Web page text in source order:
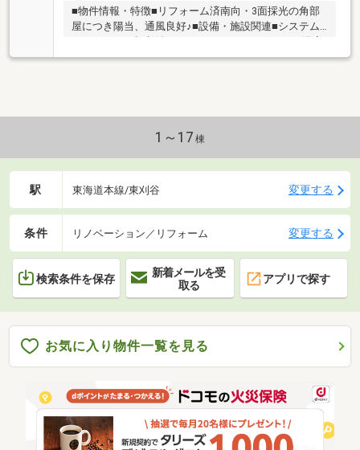
■物件情報・特徴■リフォーム済南向・3面採光の角部
屋につき陽当、通風良好♪■設備・施設関連■システム
キッチン吊戸棚収納2WAYキッチン3口ガスコンロ浴室
に窓オートバス追焚機能洗髪洗面化粧台節水型・高機
周辺環境■ピアゴ東刈谷店徒歩約4分スギ薬局刈谷松栄
店徒歩約9分ドン・キホーテ刈谷店徒歩約7分野田公園
徒歩約4分■リフォーム・改装■全室クロス貼替フロー
1～17 棟
駅 東海道本線/東刈谷 変更する
条件 リノベーション／リフォーム 変更する
検索条件を保存
新着メールを受
取る
アプリで探す
お気に入り物件一覧を見る